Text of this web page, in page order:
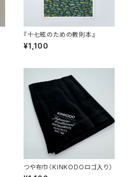
『十七絃のための教則本』
¥1,100
つや布巾（KINKODOロゴ入り）